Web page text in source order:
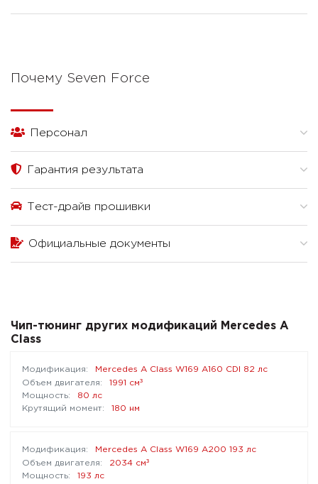
Почему Seven Force
Персонал
Гарантия результата
Тест-драйв прошивки
Официальные документы
Чип-тюнинг других модификаций Mercedes A
Class
Mercedes A Class W169 A160 CDI 82 лс
1991 см³
80 лс
180 нм
Mercedes A Class W169 A200 193 лс
2034 см³
193 лс